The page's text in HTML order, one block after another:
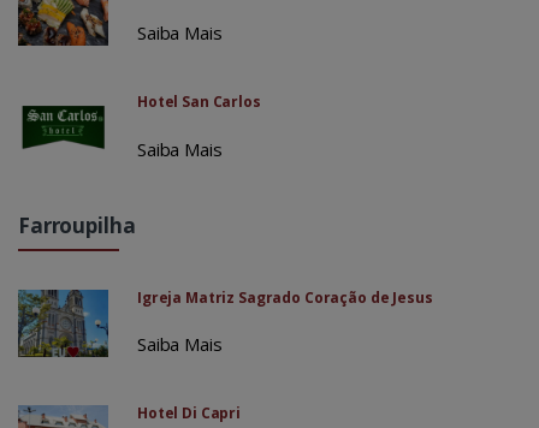
Saiba Mais
Hotel San Carlos
Saiba Mais
Farroupilha
Igreja Matriz Sagrado Coração de Jesus
Saiba Mais
Hotel Di Capri